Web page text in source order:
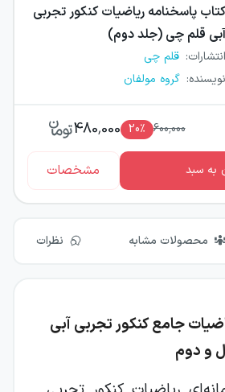
کتاب پاسخنامه ریاضیات کنکور تجربی
آبی قلم چی (جلد دوم)
انتشارات: قلم چی
نویسنده: گروه مولفان
600,000
20٪ 480,000
به سبد مشخصات
محصولات مشابه نظرات
جامع کنکور تجربی آبی
و دوم